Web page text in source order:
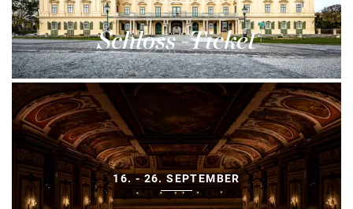
Schloss -Ticket
16. - 26. SEPTEMBER